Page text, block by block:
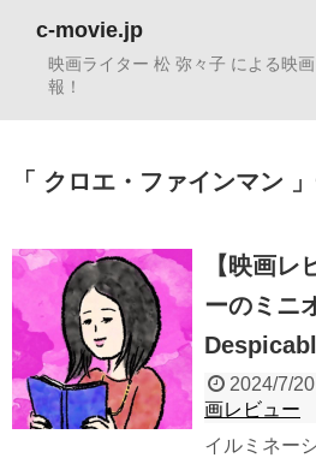
c-movie.jp
映画ライター 松 弥々子 による映
報！
クロエ・ファインマン
【映画レ
ーのミニ
2024/7/20
画レビュー
イルミネー